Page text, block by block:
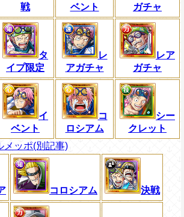
戦
ベント
ガチャ
タ
イプ限定
レ
アガチャ
レア
ガチャ
イ
ベント
コ
ロシアム
シー
クレット
メッポ(別記事)
コロシアム 決戦